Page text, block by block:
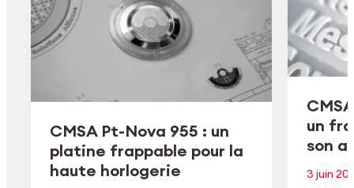
CMSA Pt-Nova 955 : un
platine frappable pour la
haute horlogerie
un
son
3 juin